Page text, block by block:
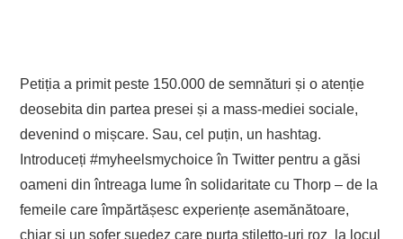
Petiția a primit peste 150.000 de semnături și o atenție
deosebita din partea presei și a mass-mediei sociale,
devenind o mișcare. Sau, cel puțin, un hashtag.
Introduceți #myheelsmychoice în Twitter pentru a găsi
oameni din întreaga lume în solidaritate cu Thorp – de la
femeile care împărtășesc experiențe asemănătoare,
chiar si un șofer suedez care purta stiletto-uri roz la locul